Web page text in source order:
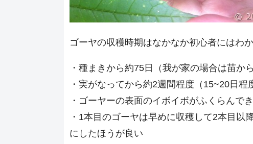
ゴーヤの収穫時期はなかなか初心者にはわ
・種まきから約75日（我が家の場合は苗か
・実がなってから約2週間程度（15~20日程
・ゴーヤーの表面のイボイボがふくらんで
・1本目のゴーヤは早めに収穫して2本目以
にしたほうが良い